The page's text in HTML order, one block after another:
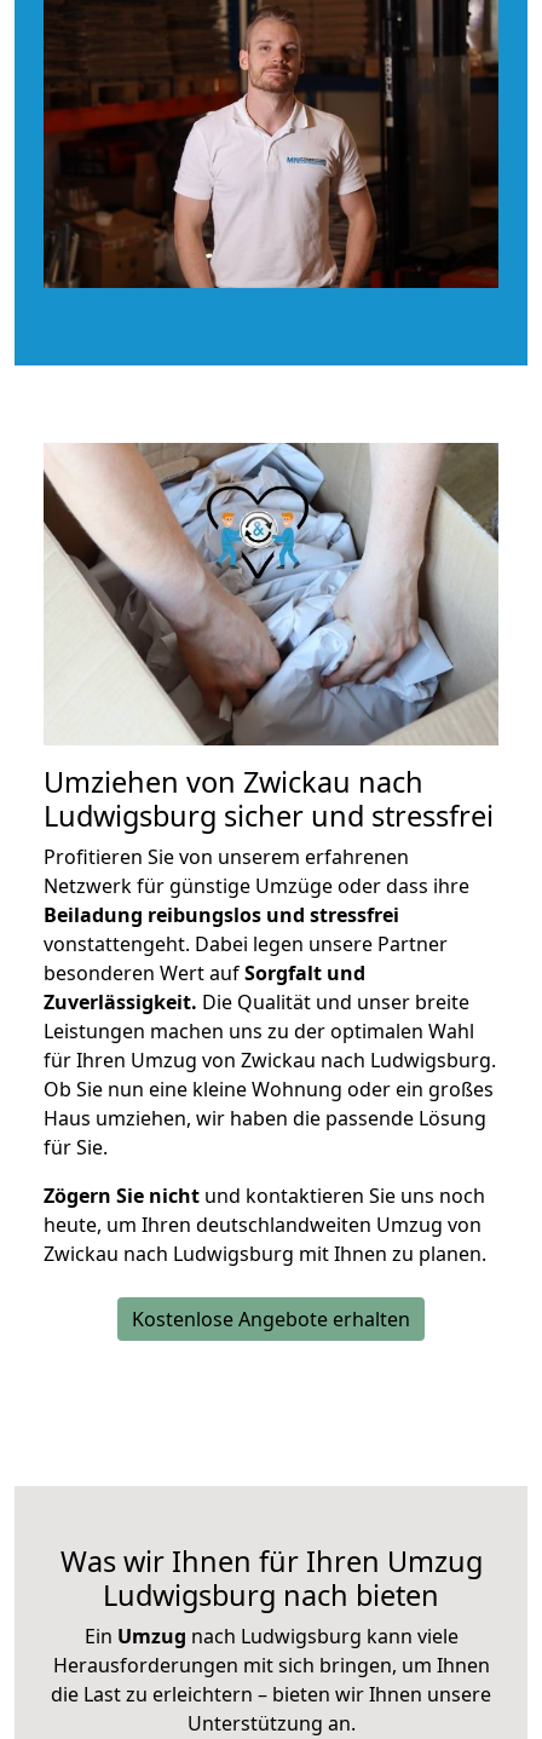
Umziehen von Zwickau nach
Ludwigsburg sicher und stressfrei
Profitieren Sie von unserem erfahrenen
Netzwerk für günstige Umzüge oder dass ihre
Beiladung reibungslos und stressfrei
vonstattengeht. Dabei legen unsere Partner
besonderen Wert aufSorgfalt und
Zuverlässigkeit. Die Qualität und unser breite
Leistungen machen uns zu der optimalen Wahl
für Ihren Umzug von Zwickau nach Ludwigsburg.
Ob Sie nun eine kleine Wohnung oder ein großes
Haus umziehen, wir haben die passende Lösung
für Sie.
Zögern Sie nicht und kontaktieren Sie uns noch
heute, um Ihren deutschlandweiten Umzug von
Zwickau nach Ludwigsburg mit Ihnen zu planen.
Kostenlose Angebote erhalten
Was wir Ihnen für Ihren Umzug
Ludwigsburg nach bieten
Ein Umzug nach Ludwigsburg kann viele
Herausforderungen mit sich bringen, um Ihnen
die Last zu erleichtern – bieten wir Ihnen unsere
Unterstützung an.